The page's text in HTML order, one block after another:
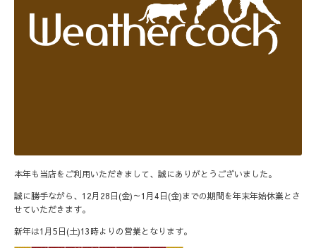
本年も当店をご利用いただきまして、誠にありがとうございました。
誠に勝手ながら、12月28日(金)～1月4日(金)までの期間を年末年始休業とさ
せていただきます。
新年は1月5日(土)13時よりの営業となります。